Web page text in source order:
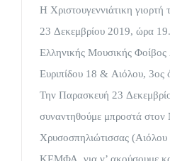
Η Χριστουγεννιάτικη
23 Δεκεμβρίου 2019, ώρα
Ελληνικής Μουσικής Φοίβος
Ευριπίδου 18 & Αιόλου, 3ος
Την Παρασκευή 23
συναντηθούμε μπροστά
Χρυσοσπηλιώτισσας
ΚΕΜΦΑ, για ν’ ακούσουμε